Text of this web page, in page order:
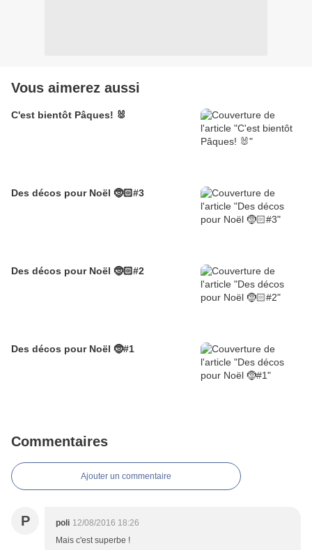
Vous aimerez aussi
C'est bientôt Pâques! 🐰
Des décos pour Noël 🤶🏻#3
Des décos pour Noël 🤶🏻#2
Des décos pour Noël 🤶#1
Commentaires
Ajouter un commentaire
P poli 12/08/2016 18:26
Mais c'est superbe !